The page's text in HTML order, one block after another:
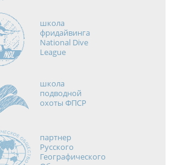
школа
фридайвинга
National Dive
League
школа
подводной
охоты ФПСР
партнер
Русского
Географического